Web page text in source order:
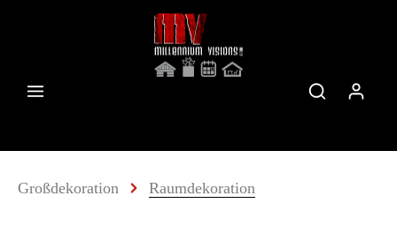
Großdekoration Raumdekoration